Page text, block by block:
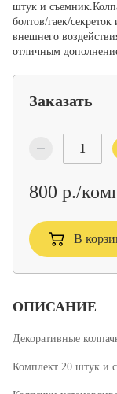
штук и
болтов/гаек/
внешнего
отличным
Заказать
800 р./
В
ОПИСАНИЕ
Декоративные
Комплект 20 штук и